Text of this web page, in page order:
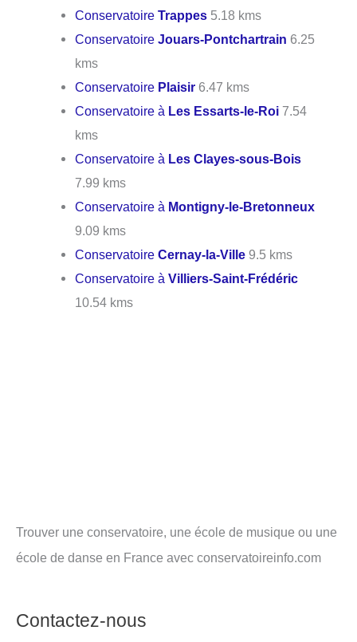
ConservatoireTrappes 5.18 kms
ConservatoireJouars-Pontchartrain 6.25
kms
Conservatoire Plaisir 6.47 kms
Conservatoire à Les Essarts-le-Roi 7.54
kms
Conservatoire à Les Clayes-sous-Bois
7.99 kms
Conservatoire à Montigny-le-Bretonneux
9.09 kms
ConservatoireCernay-la-Ville 9.5 kms
Conservatoire àVilliers-Saint-Frédéric
10.54 kms
Trouver une conservatoire, une école de musique ou une
école de danse en France avec conservatoireinfo.com
Contactez-nous